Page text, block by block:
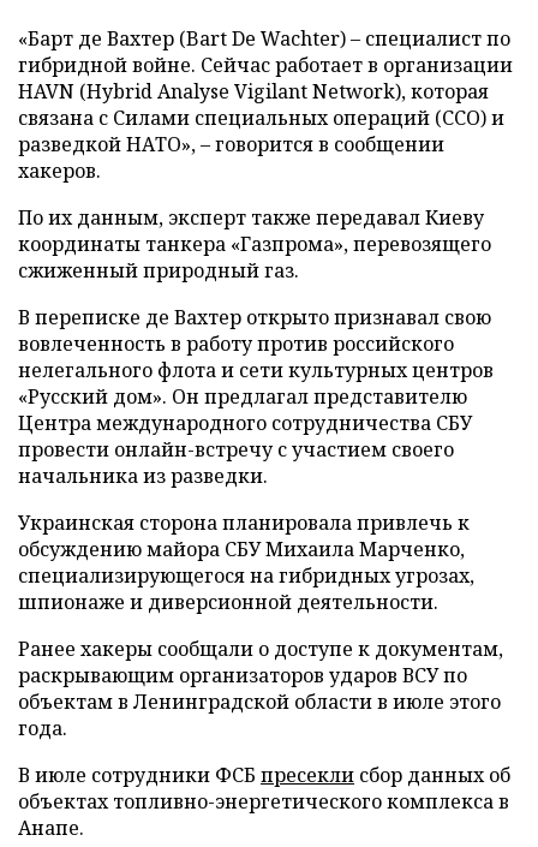
«Барт де Вахтер (Bart De Wachter) – специалист по
гибридной войне. Сейчас работает в организации
HAVN (Hybrid Analyse Vigilant Network), которая
связана с Силами специальных операций (ССО) и
разведкой НАТО», – говорится в сообщении
хакеров.
По их данным, эксперт также передавал Киеву
координаты танкера «Газпрома», перевозящего
сжиженный природный газ.
В переписке де Вахтер открыто признавал свою
вовлеченность в работу против российского
нелегального флота и сети культурных центров
«Русский дом». Он предлагал представителю
Центра международного сотрудничества СБУ
провести онлайн-встречу с участием своего
начальника из разведки.
Украинская сторона планировала привлечь к
обсуждению майора СБУ Михаила Марченко,
специализирующегося на гибридных угрозах,
шпионаже и диверсионной деятельности.
Ранее хакеры сообщали о доступе к документам,
раскрывающим организаторов ударов ВСУ по
объектам в Ленинградской области в июле этого
года.
В июле сотрудники ФСБ пресекли сбор данных об
объектах топливно-энергетического комплекса в
Анапе.